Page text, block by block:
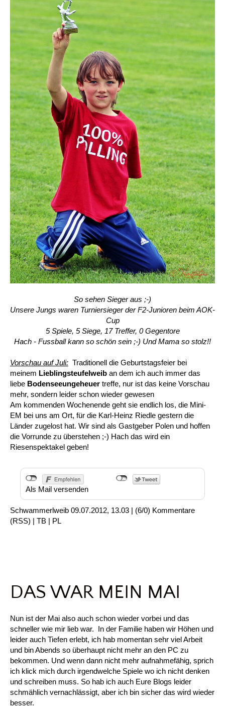
So sehen Sieger aus ;-)
Unsere Jungs waren Turniersieger der F2-Junioren beim AOK-
Cup
5 Spiele, 5 Siege, 17 Treffer, 0 Gegentore
Hach - Fussball kann so schön sein ;-) Und Mama so stolz!!
Vorschau auf Juli: Traditionell die Geburtstagsfeier bei
meinem Lieblingsteufelweib an dem ich auch immer das
liebe Bodenseeungeheuer treffe, nur ist das keine Vorschau
mehr, sondern leider schon wieder gewesen
Am kommenden Wochenende geht sie endlich los, die Mini-
EM bei uns am Ort, für die Karl-Heinz Riedle gestern die
Länder zugelost hat. Wir sind als Gastgeber Polen und hoffen
die Vorrunde zu überstehen ;-) Hach das wird ein
Riesenspektakel geben!
Als Mail versenden
Schwammerlweib 09.07.2012, 13.03 | (6/0) Kommentare
(RSS) | TB | PL
DAS WAR MEIN MAI
Nun ist der Mai also auch schon wieder vorbei und das
schneller wie mir lieb war. In der Familie haben wir Höhen und
leider auch Tiefen erlebt, ich hab momentan sehr viel Arbeit
und bin Abends so überhaupt nicht mehr an den PC zu
bekommen. Und wenn dann nicht mehr aufnahmefähig, sprich
ich klick mich durch irgendwelche Spiele wo ich nicht denken
und schreiben muss. So hab ich auch Eure Blogs leider
schmählich vernachlässigt, aber ich bin sicher das wird wieder
besser.